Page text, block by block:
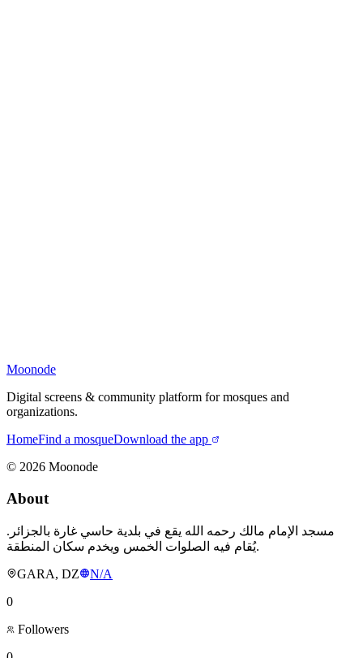
Moonode
Digital screens & community platform for mosques and
organizations.
HomeFind a mosqueDownload the app
© 2026 Moonode
About
مسجد الإمام مالك رحمه الله يقع في بلدية حاسي غارة بالجزائر.
يُقام فيه الصلوات الخمس ويخدم سكان المنطقة.
GARA, DZ
N/A
0
Followers